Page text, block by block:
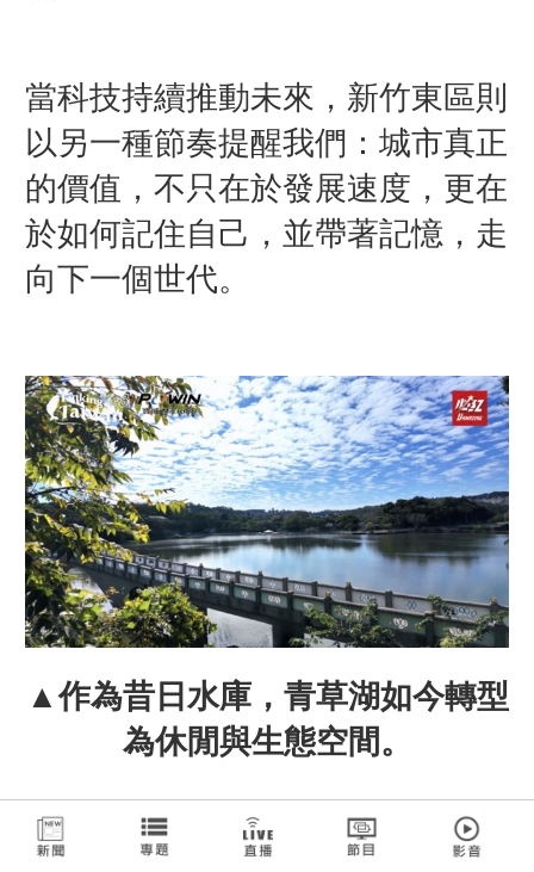
當科技持續推動未來，新竹東區則
以另一種節奏提醒我們：城市真正
的價值，不只在於發展速度，更在
於如何記住自己，並帶著記憶，走
向下一個世代。
▲作為昔日水庫，青草湖如今轉型
為休閒與生態空間。
播出資訊：